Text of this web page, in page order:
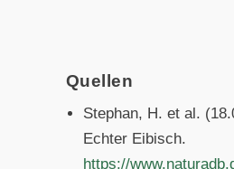
Quellen
Stephan, H. et al.
Echter Eibisch.
https://